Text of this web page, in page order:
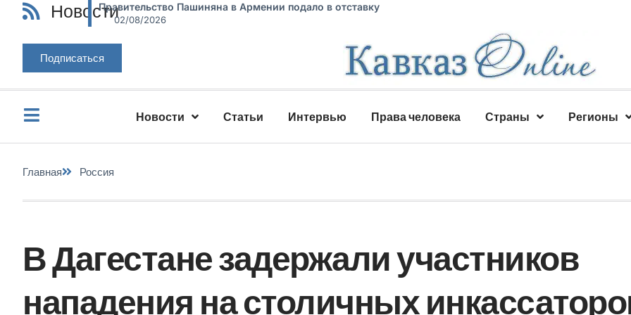
НовостиПравительство Пашиняна в Армении подало в отставку
02/08/2026
Подписаться
Новости Статьи Интервью Права человека Страны Регионы
Главная Россия
В Дагестане задержали участников
нападения на столичных